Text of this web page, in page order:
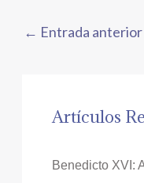
← Entrada anterior
Artículos
Benedicto XVI: